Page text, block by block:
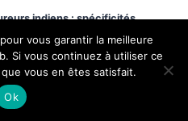
indiens : spécificités
vous garantir la meilleure
Si vous continuez à utiliser ce
vous en êtes satisfait.
Ok